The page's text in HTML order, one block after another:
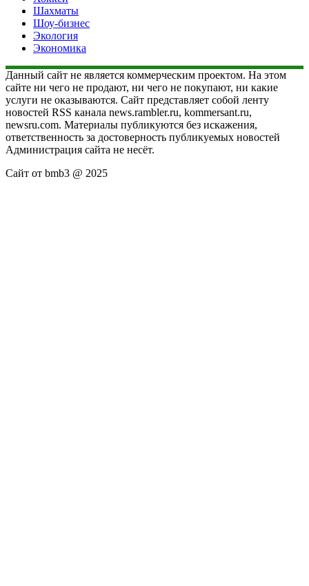
Шахматы
Шоу-бизнес
Экология
Экономика
Данный сайт не является коммерческим проектом. На этом
сайте ни чего не продают, ни чего не покупают, ни какие
услуги не оказываются. Сайт представляет собой ленту
новостей RSS канала news.rambler.ru, kommersant.ru,
newsru.com. Материалы публикуются без искажения,
ответственность за достоверность публикуемых новостей
Администрация сайта не несёт.
Сайт от bmb3 @ 2025